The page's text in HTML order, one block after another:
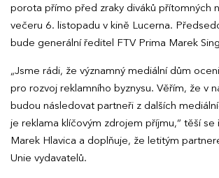
porota přímo před zraky diváků přítomných
večeru 6. listopadu v kině Lucerna.
bude generální ředitel FTV Prima Marek
„Jsme rádi, že významný mediální dům
pro rozvoj reklamního byznysu. Věřím, že v
budou následovat partneři z dalších
je reklama klíčovým zdrojem příjmu,“ těší
Marek Hlavica a doplňuje, že letitým
Unie vydavatelů.